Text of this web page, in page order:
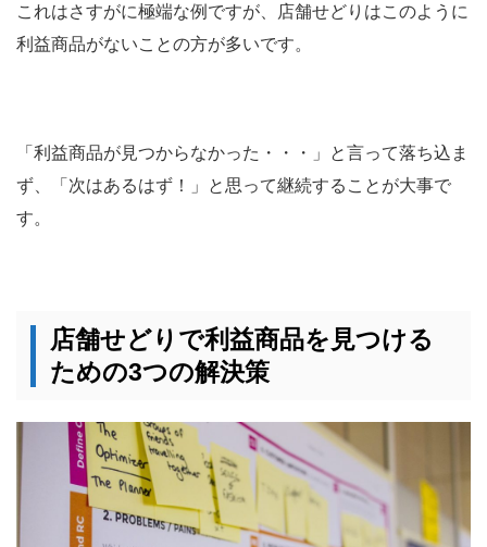
これはさすがに極端な例ですが、店舗せどりはこのように
利益商品がないことの方が多いです。
「利益商品が見つからなかった・・・」と言って落ち込ま
ず、「次はあるはず！」と思って継続することが大事で
す。
店舗せどりで利益商品を見つける
ための3つの解決策